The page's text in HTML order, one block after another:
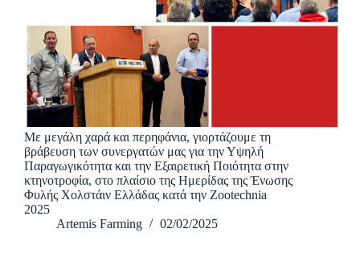
Με μεγάλη χαρά και περηφάνια, γιορτάζουμε τη
βράβευση των συνεργατών μας για την Υψηλή
Παραγωγικότητα και την Εξαιρετική Ποιότητα στην
κτηνοτροφία, στο πλαίσιο της Ημερίδας της Ένωσης
Φυλής Χολστάιν Ελλάδας κατά την Zootechnia
2025
Artemis Farming
02/02/2025